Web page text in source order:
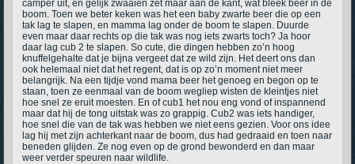
camper uit, en gelijk zwaaien zet maar aan de kant, wat bleek beer in de
boom. Toen we beter keken was het een baby zwarte beer die op een
tak lag te slapen, en mamma lag onder de boom te slapen. Duurde
even maar daar rechts op die tak was nog iets zwarts toch? Ja hoor
daar lag cub 2 te slapen. So cute, die dingen hebben zo’n hoog
knuffelgehalte dat je bijna vergeet dat ze wild zijn. Het deert ons dan
ook helemaal niet dat het regent, dat is op zo’n moment niet meer
belangrijk. Na een tijdje vond mama beer het genoeg en begon op te
staan, toen ze eenmaal van de boom wegliep wisten de kleintjes niet
hoe snel ze eruit moesten. En of cub1 het nou eng vond of inspannend
maar dat hij de tong uitstak was zo grappig. Cub2 was iets handiger,
hoe snel die van de tak was hebben we niet eens gezien. Voor ons idee
lag hij met zijn achterkant naar de boom, dus had gedraaid en toen naar
beneden glijden. Ze nog even op de grond bewonderd en dan maar
weer verder speuren naar wildlife.